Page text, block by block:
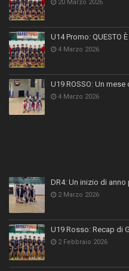
20 Marzo 2026
U14 Promo: QUESTO
4 Marzo 2026
U19 ROSSO: Un
4 Marzo 2026
DR4: Un inizio di
2 Marzo 2026
U19 Rosso: Recap di
2 Febbraio 2026